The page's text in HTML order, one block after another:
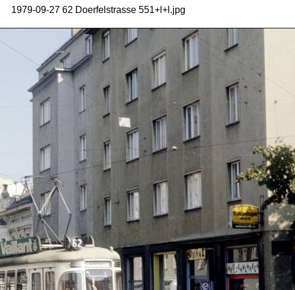
1979-09-27 62 Doerfelstrasse 551+l+l.jpg